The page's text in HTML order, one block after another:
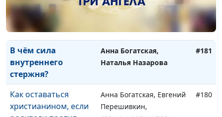
Как я пережила
смерть близкого
человека
Анна Богатская, Наталья
#182
В чём сила
внутреннего
стержня?
Анна Богатская,
Наталья Назарова
#181
Как оставаться
христианином, если
Анна Богатская, Евгений
Перешивкин,
#180